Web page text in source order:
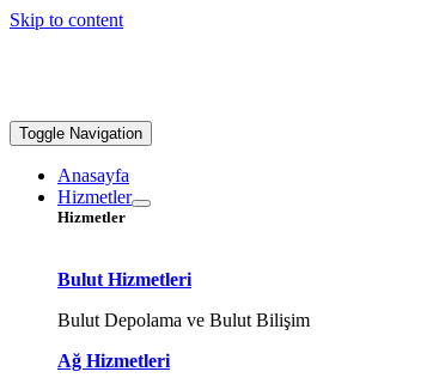
Skip to content
Toggle Navigation
Anasayfa
Hizmetler
Hizmetler
Bulut Hizmetleri
Bulut Depolama ve Bulut Bilişim
Ağ Hizmetleri